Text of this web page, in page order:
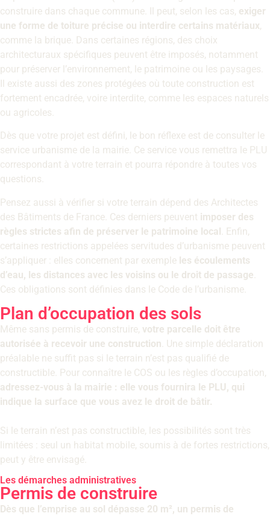
construire dans chaque commune. Il peut, selon les cas, exiger
une forme de toiture précise ou interdire certains matériaux,
comme la brique. Dans certaines régions, des choix
architecturaux spécifiques peuvent être imposés, notamment
pour préserver l’environnement, le patrimoine ou les paysages.
Il existe aussi des zones protégées où toute construction est
fortement encadrée, voire interdite, comme les espaces naturels
ou agricoles.
Dès que votre projet est défini, le bon réflexe est de consulter le
service urbanisme de la mairie. Ce service vous remettra le PLU
correspondant à votre terrain et pourra répondre à toutes vos
questions.
Pensez aussi à vérifier si votre terrain dépend des Architectes
des Bâtiments de France. Ces derniers peuvent imposer des
règles strictes afin de préserver le patrimoine local . Enfin,
certaines restrictions appelées servitudes d’urbanisme peuvent
s’appliquer : elles concernent par exemple les écoulements
d’eau, les distances avec les voisins ou le droit de passage
Ces obligations sont définies dans le Code de l’urbanisme.
Plan d’occupation des sols
Même sans permis de construire, votre parcelle doit être
autorisée à recevoir une construction . Une simple déclaration
préalable ne suffit pas si le terrain n’est pas qualifié de
constructible. Pour connaître le COS ou les règles d’occupation,
adressez-vous à la mairie : elle vous fournira le PLU, qui
indique la surface que vous avez le droit de bâtir.
Si le terrain n’est pas constructible, les possibilités sont très
limitées : seul un habitat mobile, soumis à de fortes restrictions,
peut y être envisagé.
Les démarches administratives
Permis de construire
Dès que l’emprise au sol dépasse 20 m², un permis de